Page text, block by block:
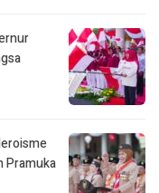
Pramuka